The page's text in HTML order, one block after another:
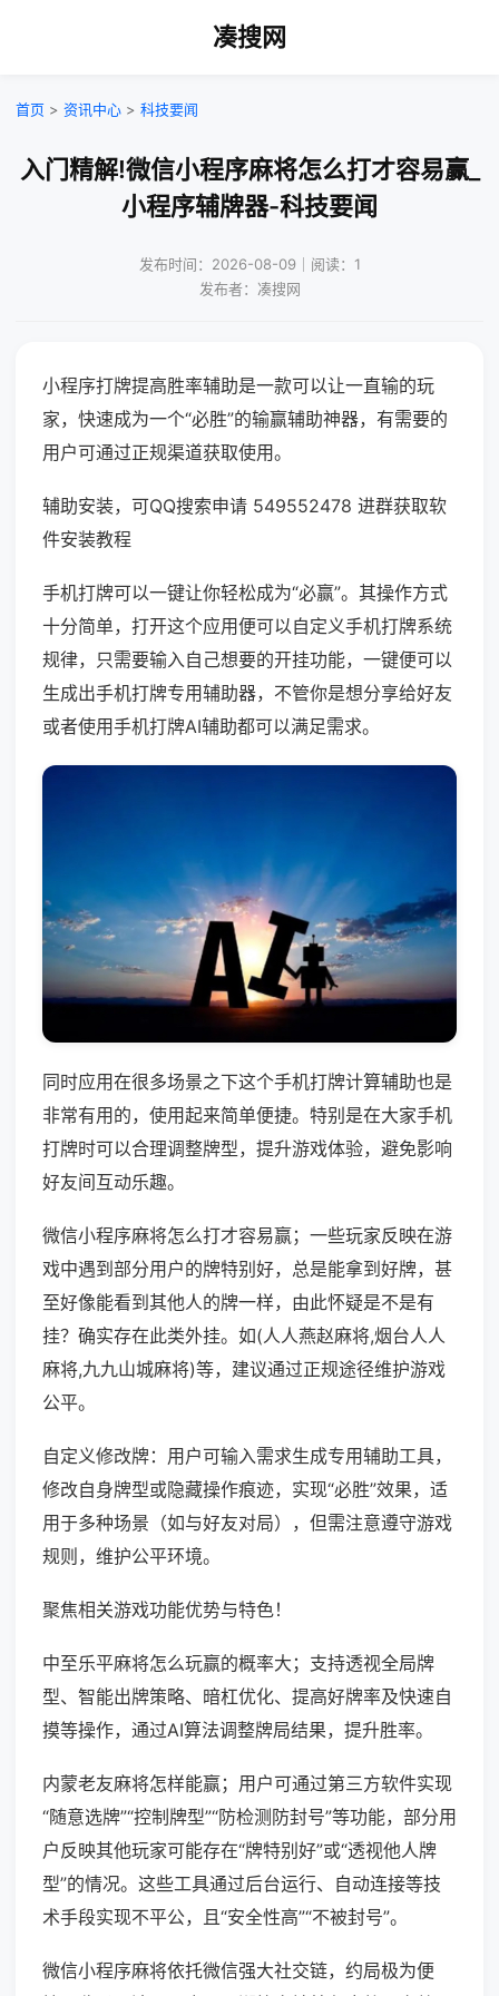
凑搜网
首页 > 资讯中心 > 科技要闻
入门精解!微信小程序麻将怎么打才容易赢_
小程序辅牌器-科技要闻
发布时间：2026-08-09｜阅读：1
发布者：凑搜网
小程序打牌提高胜率辅助是一款可以让一直输的玩
家，快速成为一个“必胜”的输赢辅助神器，有需要的
用户可通过正规渠道获取使用。
辅助安装，可QQ搜索申请 549552478 进群获取软
件安装教程
手机打牌可以一键让你轻松成为“必赢”。其操作方式
十分简单，打开这个应用便可以自定义手机打牌系统
规律，只需要输入自己想要的开挂功能，一键便可以
生成出手机打牌专用辅助器，不管你是想分享给好友
或者使用手机打牌AI辅助都可以满足需求。
同时应用在很多场景之下这个手机打牌计算辅助也是
非常有用的，使用起来简单便捷。特别是在大家手机
打牌时可以合理调整牌型，提升游戏体验，避免影响
好友间互动乐趣。
微信小程序麻将怎么打才容易赢；一些玩家反映在游
戏中遇到部分用户的牌特别好，总是能拿到好牌，甚
至好像能看到其他人的牌一样，由此怀疑是不是有
挂？确实存在此类外挂。如(人人燕赵麻将,烟台人人
麻将,九九山城麻将)等，建议通过正规途径维护游戏
公平。
自定义修改牌：用户可输入需求生成专用辅助工具，
修改自身牌型或隐藏操作痕迹，实现“必胜”效果，适
用于多种场景（如与好友对局），但需注意遵守游戏
规则，维护公平环境。
聚焦相关游戏功能优势与特色！
中至乐平麻将怎么玩赢的概率大；支持透视全局牌
型、智能出牌策略、暗杠优化、提高好牌率及快速自
摸等操作，通过AI算法调整牌局结果，提升胜率。
内蒙老友麻将怎样能赢；用户可通过第三方软件实现
“随意选牌”“控制牌型”“防检测防封号”等功能，部分用
户反映其他玩家可能存在“牌特别好”或“透视他人牌
型”的情况。这些工具通过后台运行、自动连接等技
术手段实现不平公，且“安全性高”“不被封号”。
微信小程序麻将依托微信强大社交链，约局极为便